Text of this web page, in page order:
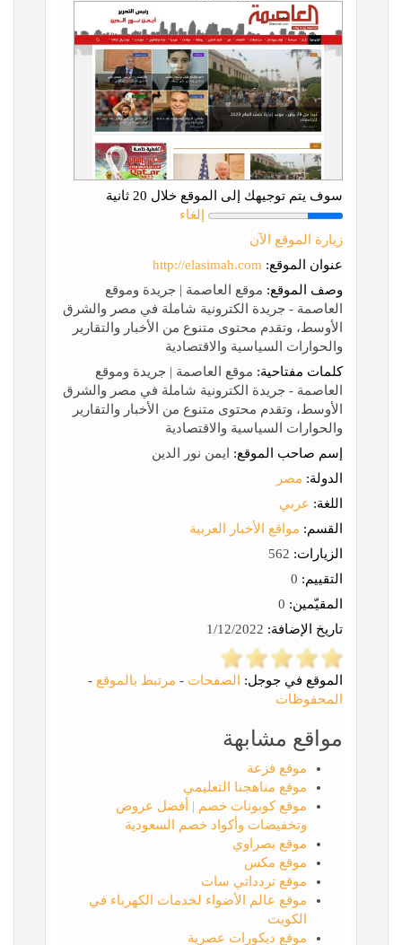
سوف يتم توجيهك إلى الموقع خلال 20 ثانية
إلغاء
زيارة الموقع الآن
عنوان الموقع: http://elasimah.com
وصف الموقع: موقع العاصمة | جريدة وموقع
العاصمة - جريدة الكترونية شاملة في مصر والشرق
الأوسط، وتقدم محتوى متنوع من الأخبار والتقارير
والحوارات السياسية والاقتصادية
كلمات مفتاحية: موقع العاصمة | جريدة وموقع
العاصمة - جريدة الكترونية شاملة في مصر والشرق
الأوسط، وتقدم محتوى متنوع من الأخبار والتقارير
والحوارات السياسية والاقتصادية
إسم صاحب الموقع: ايمن نور الدين
الدولة: مصر
اللغة: عربي
القسم: مواقع الأخبار العربية
الزيارات:
التقييم:
المقيّمين:
تاريخ الإضافة:
الموقع في جوجل: الصفحات - مرتبط بالموقع -
المحفوظات
مواقع مشابهة
موقع فزعة
موقع مناهجنا التعليمي
موقع كوبونات خصم | أفضل عروض
وتخفيضات وأكواد خصم السعودية
موقع بصراوي
موقع مكس
موقع تردداتي سات
موقع عالم الأضواء لخدمات الكهرباء في
الكويت
موقع ديكورات عصرية